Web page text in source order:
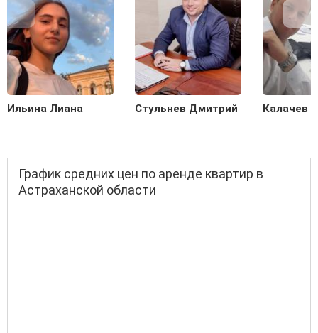
Ильина Лиана Стульнев Дмитрий Калачев
График средних цен по аренде квартир в
Астраханской области